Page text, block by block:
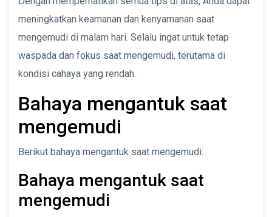
meningkatkan keamanan dan kenyamanan saat
mengemudi di malam hari. Selalu ingat untuk tetap
waspada dan fokus saat mengemudi, terutama di
kondisi cahaya yang rendah.
Bahaya mengantuk saat
mengemudi
Berikut bahaya mengantuk saat mengemudi:
Bahaya mengantuk saat
mengemudi